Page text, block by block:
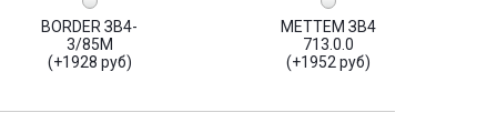
BORDER ЗВ4-
3/85М
(+1928 руб)
МЕТТЕМ ЗВ4
713.0.0
(+1952 руб)